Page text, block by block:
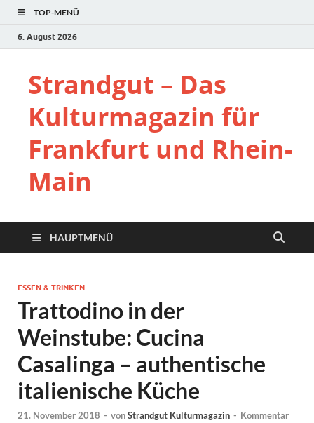
TOP-MENÜ
6. August 2026
Strandgut – Das
Kulturmagazin für
Frankfurt und Rhein-
Main
HAUPTMENÜ
ESSEN & TRINKEN
Trattodino in der
Weinstube: Cucina
Casalinga – authentische
italienische Küche
21. November 2018 - vonStrandgut Kulturmagazin - Kommentar